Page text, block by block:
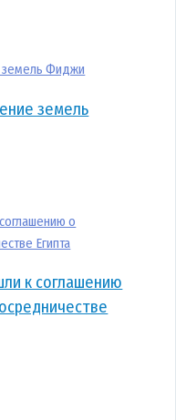
земель
к соглашению